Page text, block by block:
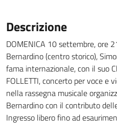
Descrizione
DOMENICA 10 settembre, ore
Bernardino (centro storico),
fama internazionale, con il suo
FOLLETTI, concerto per voce e
nella rassegna musicale
Bernardino con il contributo
Ingresso libero fino ad